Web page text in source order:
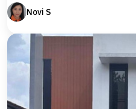
Novi S